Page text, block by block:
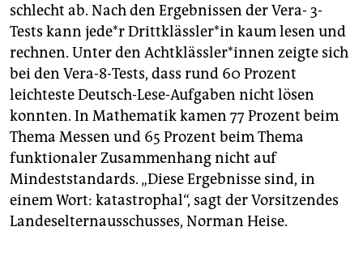
schlecht ab. Nach den Ergebnissen der Vera- 3-
Tests kann je­de*r Dritt­kläss­le­r*in kaum lesen und
rechnen. Unter den Acht­kläss­le­r*in­nen zeigte sich
bei den Vera-8-Tests, dass rund 60 Prozent
leichteste Deutsch-Lese-Aufgaben nicht lösen
konnten. In Mathematik kamen 77 Prozent beim
Thema Messen und 65 Prozent beim Thema
funktionaler Zusammenhang nicht auf
Mindeststandards. „Diese Ergebnisse sind, in
einem Wort: katastrophal“, sagt der Vorsitzendes
Landeselternausschusses, Norman Heise.